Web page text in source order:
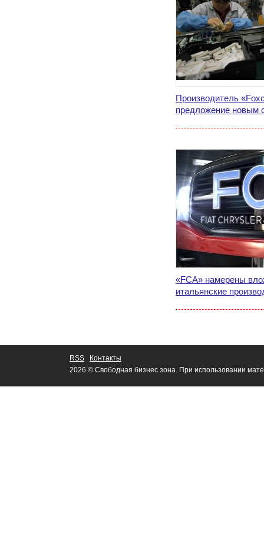
Производитель
предложение новым
«FCA» намерены
итальянские
RSS
Контакты
2026 © Свободная бизнес зона. При использовании